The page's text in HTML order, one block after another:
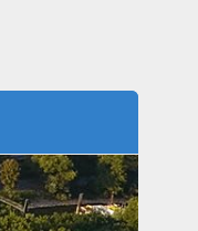
zahlreichen
zur Förderung